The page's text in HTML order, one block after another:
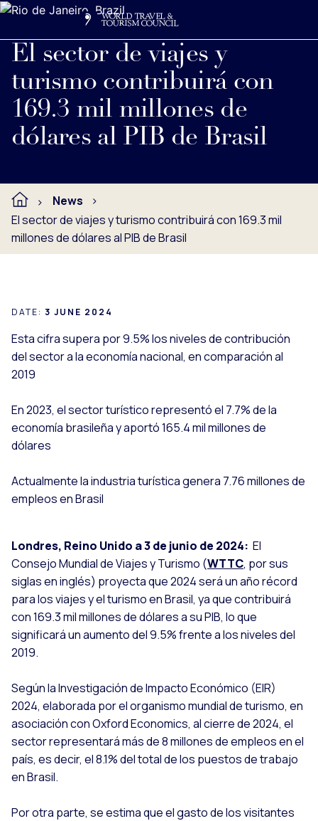
El sector de viajes y
turismo contribuirá con
169.3 mil millones de
dólares al PIB de Brasil
Ver nota de prensa completa debajo.
News
El sector de viajes y turismo contribuirá con 169.3 mil
millones de dólares al PIB de Brasil
DATE: 3 JUNE 2024
Esta cifra supera por 9.5% los niveles de contribución
del sector a la economía nacional, en comparación al
2019
En 2023, el sector turístico representó el 7.7% de la
economía brasileña y aportó 165.4 mil millones de
dólares
Actualmente la industria turística genera 7.76 millones de
empleos en Brasil
Londres, Reino Unido a 3 de junio de 2024: El
Consejo Mundial de Viajes y Turismo (WTTC, por sus
siglas en inglés) proyecta que 2024 será un año récord
para los viajes y el turismo en Brasil, ya que contribuirá
con 169.3 mil millones de dólares a su PIB, lo que
significará un aumento del 9.5% frente a los niveles del
2019.
Según la Investigación de Impacto Económico (EIR)
2024, elaborada por el organismo mundial de turismo, en
asociación con Oxford Economics, al cierre de 2024, el
sector representará más de 8 millones de empleos en el
país, es decir, el 8.1% del total de los puestos de trabajo
en Brasil.
Por otra parte, se estima que el gasto de los visitantes